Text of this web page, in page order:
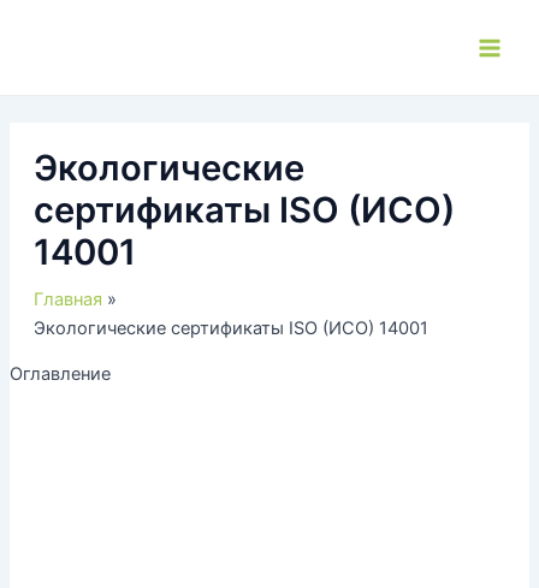
Экологические
сертификаты ISO (ИСО)
14001
Главная
Экологические сертификаты ISO (ИСО) 14001
Оглавление